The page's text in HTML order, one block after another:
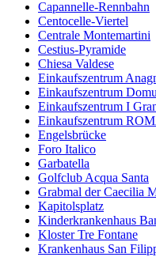
Capannelle-Rennbahn
Centocelle-Viertel
Centrale Montemartini
Cestius-Pyramide
Chiesa Valdese
Einkaufszentrum
Einkaufszentrum
Einkaufszentrum I
Einkaufszentrum
Engelsbrücke
Foro Italico
Garbatella
Golfclub Acqua Santa
Grabmal der Caecilia
Kapitolsplatz
Kinderkrankenhaus
Kloster Tre Fontane
Krankenhaus San